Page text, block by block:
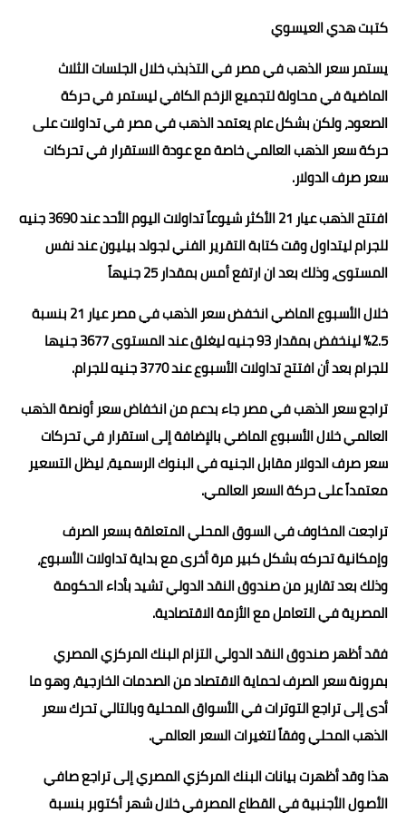
خدمات
الصحه والجمال
فن المطبخ
كتبت هدي العيسوي
يستمر سعر الذهب في مصر في التذبذب خلال الجلسات الثلاث
الماضية في محاولة لتجميع الزخم الكافي ليستمر في حركة
الصعود، ولكن بشكل عام يعتمد الذهب في مصر في تداولات على
حركة سعر الذهب العالمي خاصة مع عودة الاستقرار في تحركات
سعر صرف الدولار.
افتتح الذهب عيار 21 الأكثر شيوعاً تداولات اليوم الأحد عند 3690 جنيه
للجرام ليتداول وقت كتابة التقرير الفني لجولد بيليون عند نفس
المستوى، وذلك بعد ان ارتفع أمس بمقدار 25 جنيهاً
خلال الأسبوع الماضي انخفض سعر الذهب في مصر عيار 21 بنسبة
2.5% لينخفض بمقدار 93 جنيه ليغلق عند المستوى 3677 جنيها
للجرام بعد أن افتتح تداولات الأسبوع عند 3770 جنيه للجرام.
تراجع سعر الذهب في مصر جاء بدعم من انخفاض سعر أونصة الذهب
العالمي خلال الأسبوع الماضي بالإضافة إلى استقرار في تحركات
سعر صرف الدولار مقابل الجنيه في البنوك الرسمية، ليظل التسعير
معتمداً على حركة السعر العالمي.
تراجعت المخاوف في السوق المحلي المتعلقة بسعر الصرف
وإمكانية تحركه بشكل كبير مرة أخرى مع بداية تداولات الأسبوع،
وذلك بعد تقارير من صندوق النقد الدولي تشيد بأداء الحكومة
المصرية في التعامل مع الأزمة الاقتصادية.
فقد أظهر صندوق النقد الدولي التزام البنك المركزي المصري
بمرونة سعر الصرف لحماية الاقتصاد من الصدمات الخارجية، وهو ما
أدى إلى تراجع التوترات في الأسواق المحلية وبالتالي تحرك سعر
الذهب المحلي وفقاً لتغيرات السعر العالمي.
هذا وقد أظهرت بيانات البنك المركزي المصري إلى تراجع صافي
الأصول الأجنبية في القطاع المصرفي خلال شهر أكتوبر بنسبة